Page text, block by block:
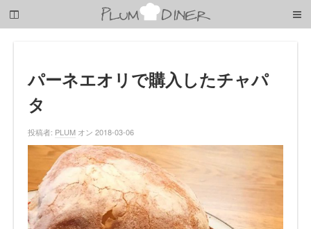
子
パーネエオリで購入したチャパ
タ
投稿者: PLUM オン 2018-03-06